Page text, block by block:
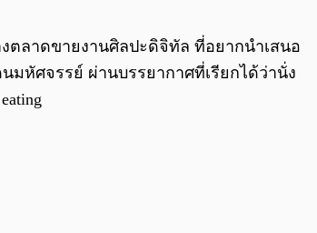
0:00
งตลาดขายงานศิลปะดิจิทัล ที่อยากนำเสนอ
มหัศจรรย์ ผ่านบรรยากาศที่เรียกได้ว่านั่ง